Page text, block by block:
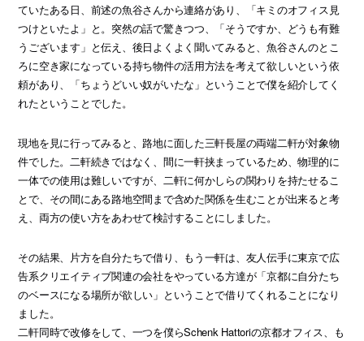
ていたある日、前述の魚谷さんから連絡があり、「キミのオフィス見
つけといたよ」と。突然の話で驚きつつ、「そうですか、どうも有難
うございます」と伝え、後日よくよく聞いてみると、魚谷さんのとこ
ろに空き家になっている持ち物件の活用方法を考えて欲しいという依
頼があり、「ちょうどいい奴がいたな」ということで僕を紹介してく
れたということでした。
現地を見に行ってみると、路地に面した三軒長屋の両端二軒が対象物
件でした。二軒続きではなく、間に一軒挟まっているため、物理的に
一体での使用は難しいですが、二軒に何かしらの関わりを持たせるこ
とで、その間にある路地空間まで含めた関係を生むことが出来ると考
え、両方の使い方をあわせて検討することにしました。
その結果、片方を自分たちで借り、もう一軒は、友人伝手に東京で広
告系クリエイティブ関連の会社をやっている方達が「京都に自分たち
のベースになる場所が欲しい」ということで借りてくれることになり
ました。
二軒同時で改修をして、一つを僕らSchenk Hattoriの京都オフィス、も